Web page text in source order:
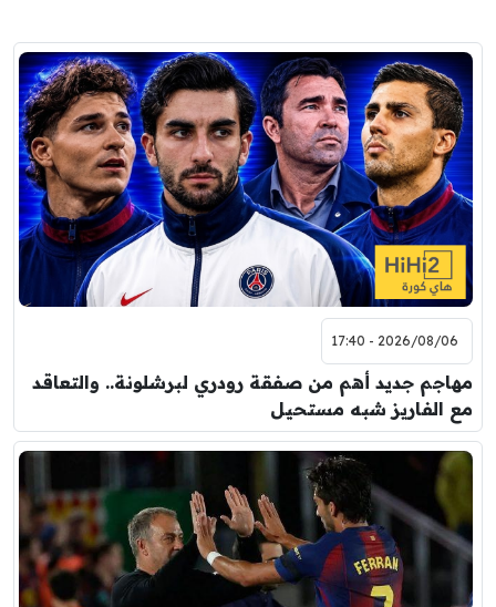
2026/08/06 - 17:40
مهاجم جديد أهم من صفقة رودري لبرشلونة.. والتعاقد
مع الفاريز شبه مستحيل